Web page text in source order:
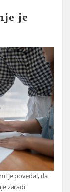
je
je povedal, da
zaradi